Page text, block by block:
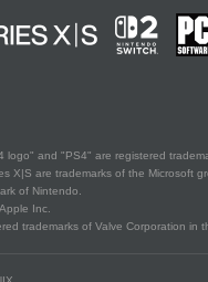
and "PS4" are registered
X|S are trademarks of the Microsoft
of Nintendo.
Inc.
trademarks of Valve Corporation in